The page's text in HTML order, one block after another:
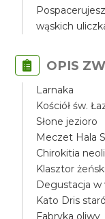
wąskich
OPIS
Larnaka
Kościół św.
Słone jezioro
Meczet Hala
Chirokitia
Klasztor żeński
Degustacja w
Kato Dris
Fabryka oliwy